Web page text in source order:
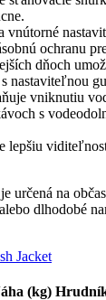
vnútorné
ochranu
dňoch
nastaviteľnou
vniknutiu
s
lepšiu
určená na
dlhodobé
Jacket
(kg)